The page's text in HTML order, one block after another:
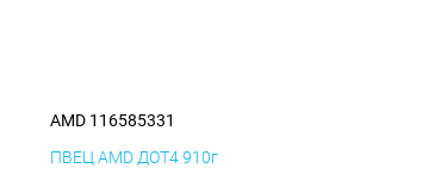
AMD 116585331
ПВЕЦ AMD ДОТ4 910г